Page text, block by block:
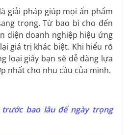
là giải pháp giúp mọi ấn phẩm
trọng. Từ bao bì cho đến
diện doanh nghiệp hiệu ứng
giá trị khác biệt. Khi hiểu rõ
loại giấy bạn sẽ dễ dàng lựa
nhất cho nhu cầu của mình.
bao lâu để ngày trọng